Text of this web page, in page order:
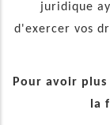
juridique
d'exercer vos
Pour avoir
la